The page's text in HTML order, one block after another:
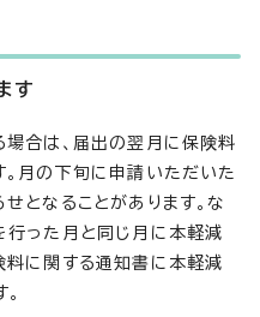
す
合は、届出の翌月に保険料
月の下旬に申請いただいた
となることがあります。な
行った月と同じ月に本軽減
料に関する通知書に本軽減